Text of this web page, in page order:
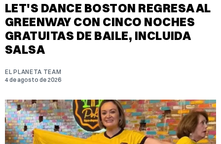
LET'S DANCE BOSTON REGRESA AL
GREENWAY CON CINCO NOCHES
GRATUITAS DE BAILE, INCLUIDA
SALSA
EL PLANETA TEAM
4 de agosto de 2026